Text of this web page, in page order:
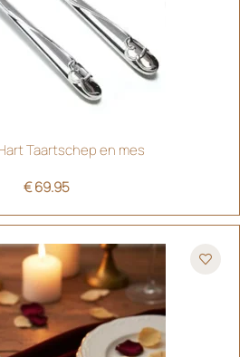
Taartschep en mes
€69.95